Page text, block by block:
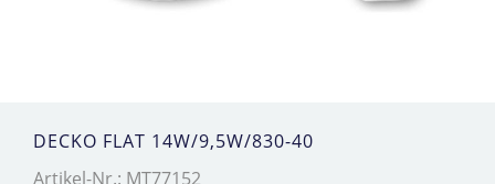
DECKO FLAT 14W/9,5W/830-40
Artikel-Nr.: MT77152